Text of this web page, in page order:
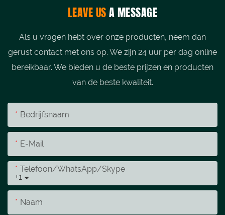
LEAVE USA MESSAGE
Als u vragen hebt over onze producten, neem dan
gerust contact met ons op. We zijn 24 uur per dag online
bereikbaar. We bieden u de beste prijzen en producten
van de beste kwaliteit.
Bedrijfsnaam
E-Mail
+1
Telefoon/WhatsApp/Skype
Naam